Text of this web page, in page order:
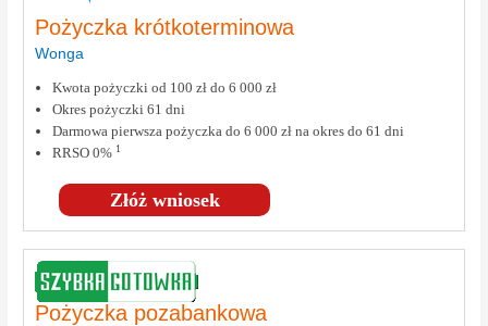
Pożyczka krótkoterminowa
Wonga
Złóż wniosek
Kwota pożyczki od 100 zł do 6 000 zł
Okres pożyczki 61 dni
Darmowa pierwsza pożyczka do 6 000 zł na okres do 61 dni
RRSO 0% 1
Pożyczka pozabankowa